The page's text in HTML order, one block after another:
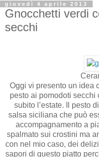
giovedì 4 aprile 2013
Gnocchetti verdi
secchi
Oggi vi presento un idea
pesto ai pomodoti secchi
subito l’estate. Il pesto
salsa siciliana che può
accompagnamento a
spalmato sui crostini ma
con nel mio caso, dei
sapori di questo piatto